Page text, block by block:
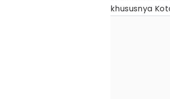
khususnya